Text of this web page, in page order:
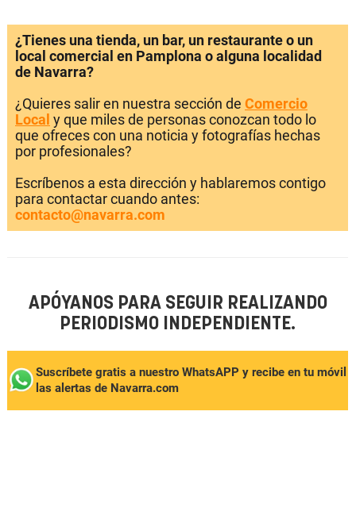
¿Tienes una tienda, un bar, un restaurante o un
local comercial en Pamplona o alguna localidad
de Navarra?
¿Quieres salir en nuestra sección de Comercio
Local y que miles de personas conozcan todo lo
que ofreces con una noticia y fotografías hechas
por profesionales?
Escríbenos a esta dirección y hablaremos contigo
para contactar cuando antes:
contacto@navarra.com
APÓYANOS PARA SEGUIR REALIZANDO
PERIODISMO INDEPENDIENTE.
Suscríbete gratis a nuestro WhatsAPP y recibe en tu móvil
las alertas de Navarra.com